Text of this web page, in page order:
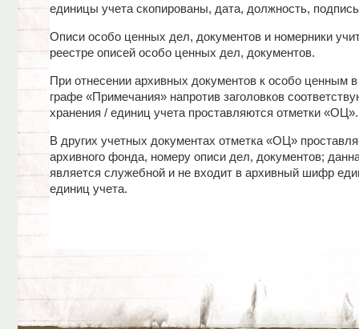
единицы учета скопированы, дата, должность,
Описи особо ценных дел, документов и номерники
реестре описей особо ценных дел, документов.
При отнесении архивных документов к особо ценным в
графе «Примечания» напротив заголовков
хранения / единиц учета проставляются отметки «ОЦ».
В других учетных документах отметка «ОЦ»
архивного фонда, номеру описи дел, документов;
является служебной и не входит в архивный шифр
единиц учета.